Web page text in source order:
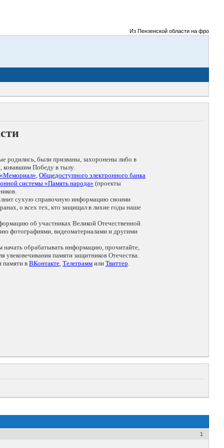
Из Пензенской области на фронты
родились, были призваны, захоронены либо в
ковавшим Победу в тылу.
, Общедоступного электронного банка
системы «Память народа» (проекты
сухую справочную информацию своими
о всех тех, кто защищал в лихие годы наше
об участниках Великой Отечественной
фотографиями, видеоматериалами и другими
начать обрабатывать информацию, прочитайте,
памяти защитников Отечества.
памяти в ВКонтакте, Телеграмм или Твиттер.
1